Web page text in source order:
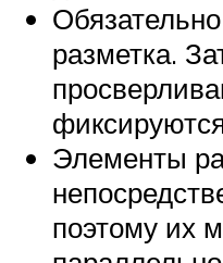
разметка.
Элементы
поэтому их